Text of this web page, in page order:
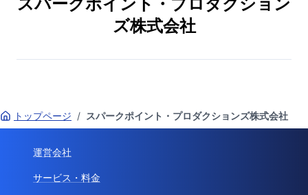
ズ株式会社
トップページ / スパークポイント・プロダクションズ株式会社
運営会社
サービス・料金